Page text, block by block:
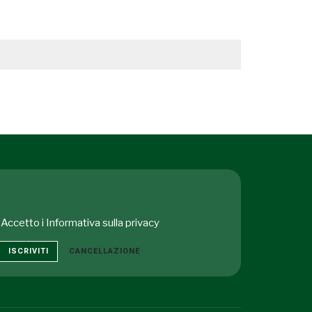
Accetto i Informativa sulla privacy
ISCRIVITI CANCELLAZIONE